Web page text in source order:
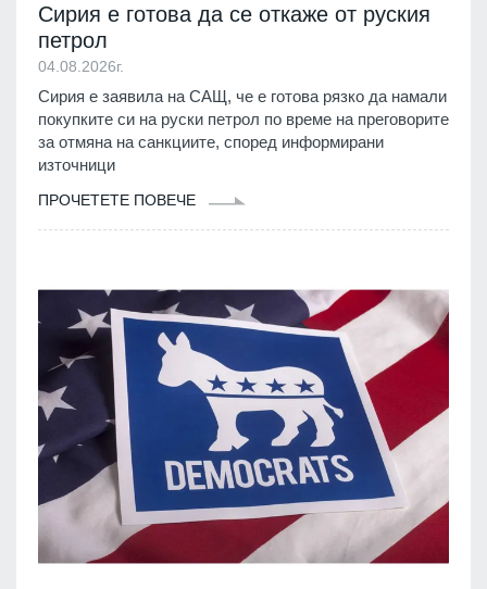
Сирия е готова да се откаже от руския
петрол
04.08.2026г.
Сирия е заявила на САЩ, че е готова рязко да намали
покупките си на руски петрол по време на преговорите
за отмяна на санкциите, според информирани
източници
ПРОЧЕТЕТЕ ПОВЕЧЕ